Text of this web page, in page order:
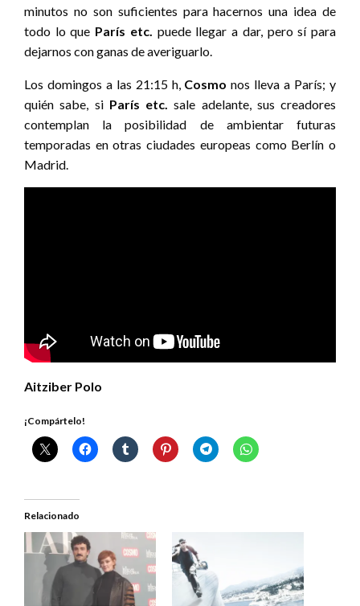
minutos no son suficientes para hacernos una idea de
todo lo que París etc. puede llegar a dar, pero sí para
dejarnos con ganas de averiguarlo.
Los domingos a las 21:15 h, Cosmo nos lleva a París; y
quién sabe, si París etc. sale adelante, sus creadores
contemplan la posibilidad de ambientar futuras
temporadas en otras ciudades europeas como Berlín o
Madrid.
Aitziber Polo
¡Compártelo!
Relacionado